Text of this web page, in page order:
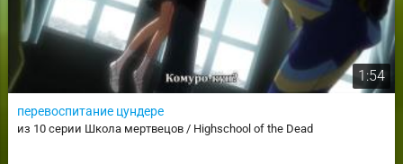
1:54
перевоспитание цундере
из 10 серии Школа мертвецов / Highschool of the Dead